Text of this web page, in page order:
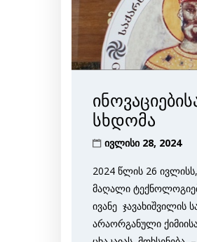
სხდომა
ივლისი 28, 2024
2024 წლის 26
მაღალი
ივანე
არაორგანული